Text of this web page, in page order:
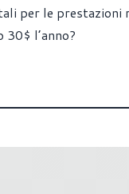
per le
l’anno?